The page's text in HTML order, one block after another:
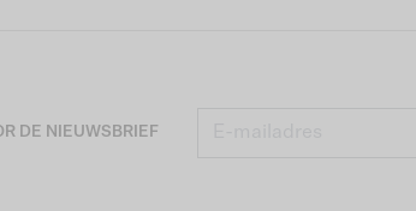
DE NIEUWSBRIEF